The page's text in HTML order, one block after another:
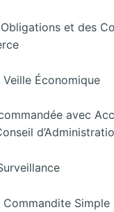
et des
Économique
avec
Commandite Simple